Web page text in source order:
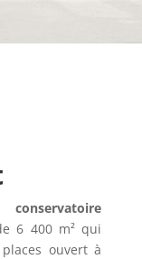
6 400 m² qui
ouvert à